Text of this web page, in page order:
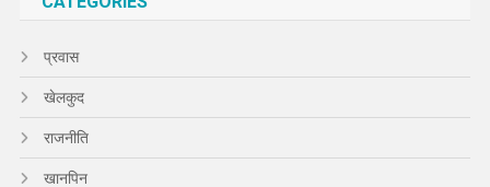
प्रवास
खेलकुद
राजनीति
खानपिन